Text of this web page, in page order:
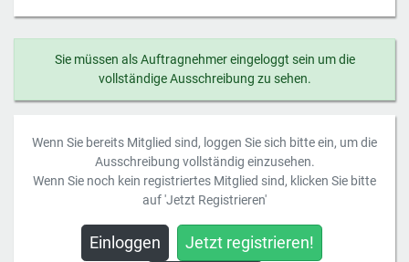
Sie müssen als Auftragnehmer eingeloggt sein um die
vollständige Ausschreibung zu sehen.
Wenn Sie bereits Mitglied sind, loggen Sie sich bitte ein, um die
Ausschreibung vollständig einzusehen.
Wenn Sie noch kein registriertes Mitglied sind, klicken Sie bitte
auf 'Jetzt Registrieren'
Einloggen
Jetzt registrieren!